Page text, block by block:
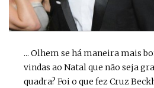
... Olhem se há maneira mais
vindas ao Natal que não seja
quadra? Foi o que fez Cruz